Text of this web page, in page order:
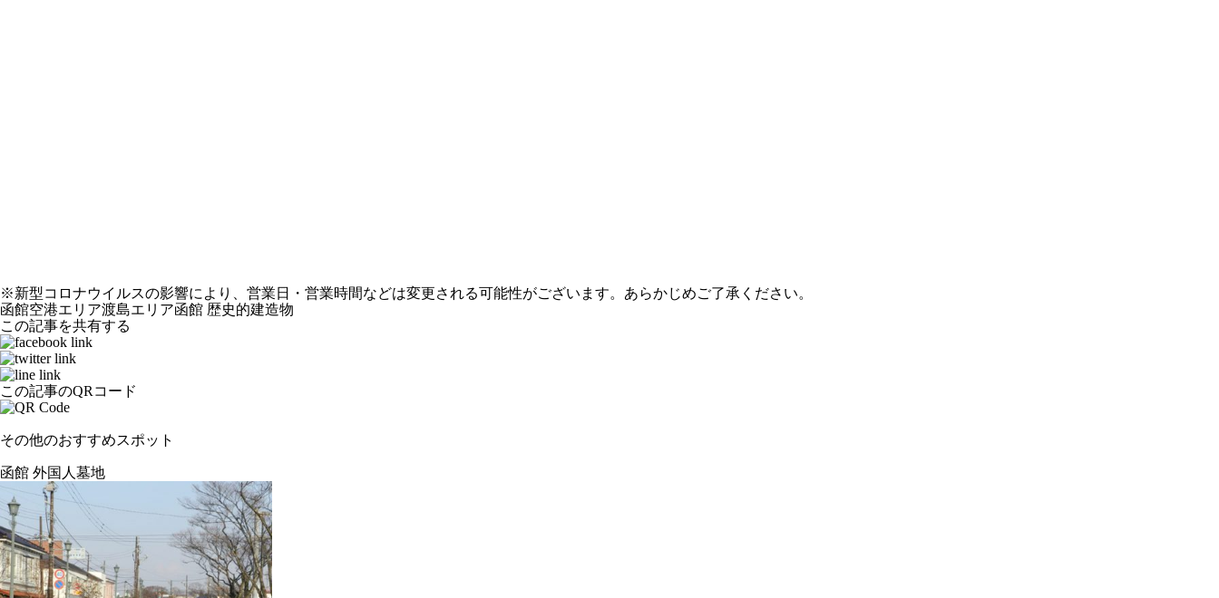
※新型コロナウイルスの影響により、営業日・営業時間などは変更される可能性がございます。あらかじめご了承ください。
函館空港エリア渡島エリア函館 歴史的建造物
この記事を共有する
この記事のQRコード
その他のおすすめスポット
函館 外国人墓地